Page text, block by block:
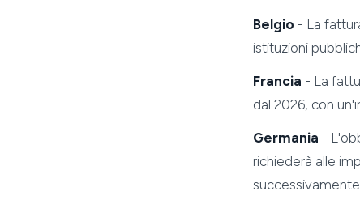
Belgio - La
istituzioni
Francia - La
dal 2026, con
Germania -
richiederà alle